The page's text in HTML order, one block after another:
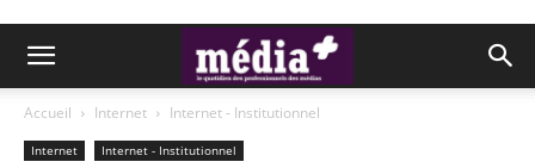
Accueil Internet Internet - Institutionnel
Internet Internet - Institutionnel